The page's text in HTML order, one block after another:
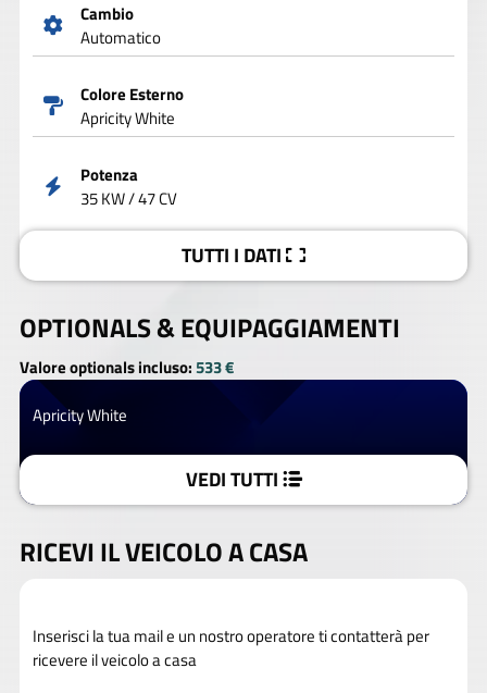
Cambio
Automatico
Colore Esterno
Apricity White
Potenza
35 KW / 47 CV
TUTTI I DATI
OPTIONALS &EQUIPAGGIAMENTI
Valore optionals incluso:533 €
Apricity White
VEDI TUTTI
RICEVI IL VEICOLO A CASA
Inserisci la tua mail e un nostro operatore ti contatterà per
ricevere il veicolo a casa